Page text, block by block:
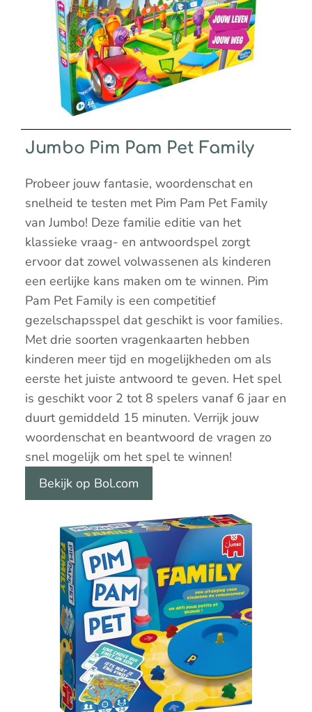
Jumbo Pim Pam Pet Family
Probeer jouw fantasie, woordenschat en
snelheid te testen met Pim Pam Pet Family
van Jumbo! Deze familie editie van het
klassieke vraag- en antwoordspel zorgt
ervoor dat zowel volwassenen als kinderen
een eerlijke kans maken om te winnen. Pim
Pam Pet Family is een competitief
gezelschapsspel dat geschikt is voor families.
Met drie soorten vragenkaarten hebben
kinderen meer tijd en mogelijkheden om als
eerste het juiste antwoord te geven. Het spel
is geschikt voor 2 tot 8 spelers vanaf 6 jaar en
duurt gemiddeld 15 minuten. Verrijk jouw
woordenschat en beantwoord de vragen zo
snel mogelijk om het spel te winnen!
Bekijk op Bol.com